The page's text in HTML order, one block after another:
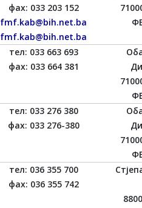
фаx: 033 203 152
fmf.kab@bih.net.ba
fmf.kab@bih.net.ba
тел: 033 663 693
фаx: 033 664 381
тел: 033 276 380
фаx: 033 276-380
тел: 036 355 700
фаx: 036 355 742